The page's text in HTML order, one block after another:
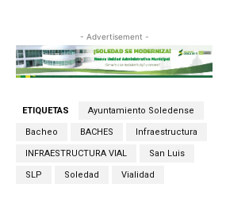
- Advertisement -
ETIQUETAS Ayuntamiento Soledense
Bacheo BACHES Infraestructura
INFRAESTRUCTURA VIAL San Luis
SLP Soledad Vialidad